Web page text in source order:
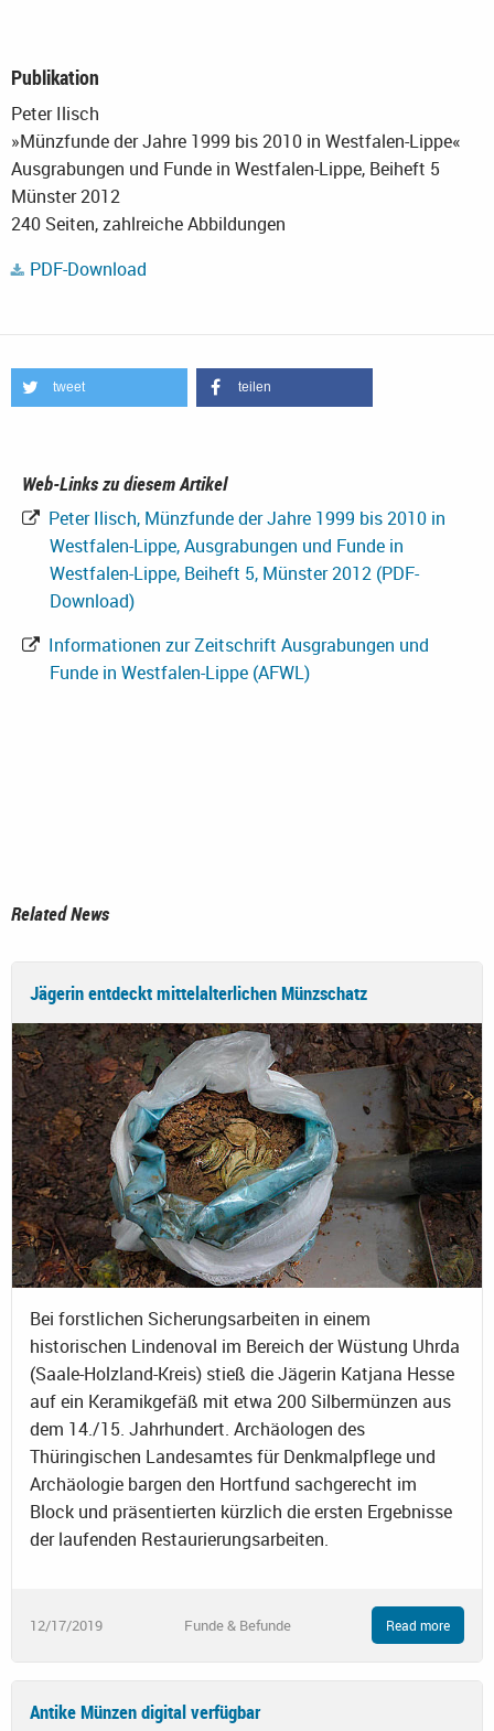
Publikation
Peter Ilisch
»Münzfunde der Jahre 1999 bis 2010 in Westfalen-Lippe«
Ausgrabungen und Funde in Westfalen-Lippe, Beiheft 5
Münster 2012
240 Seiten, zahlreiche Abbildungen
PDF-Download
tweet teilen
Web-Links zu diesem Artikel
Peter Ilisch, Münzfunde der Jahre 1999 bis 2010 in
Westfalen-Lippe, Ausgrabungen und Funde in
Westfalen-Lippe, Beiheft 5, Münster 2012 (PDF-
Download)
Informationen zur Zeitschrift Ausgrabungen und
Funde in Westfalen-Lippe (AFWL)
Related News
Jägerin entdeckt mittelalterlichen Münzschatz
Bei forstlichen Sicherungsarbeiten in einem
historischen Lindenoval im Bereich der Wüstung Uhrda
(Saale-Holzland-Kreis) stieß die Jägerin Katjana Hesse
auf ein Keramikgefäß mit etwa 200 Silbermünzen aus
dem 14./15. Jahrhundert. Archäologen des
Thüringischen Landesamtes für Denkmalpflege und
Archäologie bargen den Hortfund sachgerecht im
Block und präsentierten kürzlich die ersten Ergebnisse
der laufenden Restaurierungsarbeiten.
12/17/2019 Funde & Befunde Read more
Antike Münzen digital verfügbar